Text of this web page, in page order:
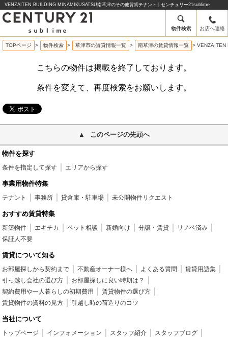
VENZAITEN BUILDING MINAMIKUSATSU南草津のその他賃貸テナント | センチュリー21sublime
物件検索 お店へ連絡
TOPページ > 物件検索 > 草津市の賃貸情報一覧 > 南草津の賃貸情報一覧 > VENZAITEN
こちらの物件は掲載を終了しております。
条件を変えて、再度検索をお願いします。
このページの先頭へ
物件を探す
条件を指定して探す エリアから探す
事業用物件特集
テナント 事務所 貸倉庫・駐車場 未公開物件リクエスト
おすすめ賃貸特集
新築物件 エキチカ ペット相談 新婚向け 分譲・賃貸
リノベ済み
保証人不要
賃貸について知る
お部屋探しから契約まで 不動産オーナー様へ よくある質問
賃貸用語集
引っ越し会社の選び方
お部屋探しに良い時期は？
契約費用や一人暮らしの初期費用
賃貸物件の選び方
賃貸物件の資料の見方
引越し時の荷造りのコツ
当社について
トップページ インフォメーション スタッフ紹介
スタッフブログ